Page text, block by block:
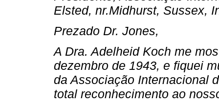
Elsted, nr.Midhurst, Sussex,
Prezado Dr. Jones,
A Dra. Adelheid Koch me
dezembro de 1943, e fiquei
da Associação Internacional
total reconhecimento ao